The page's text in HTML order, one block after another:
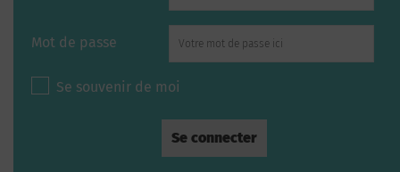
Mot de passe
Se souvenir de moi